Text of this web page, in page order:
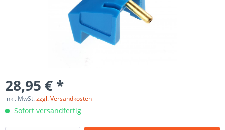
28,95 € *
inkl. MwSt.zzgl. Versandkosten
Sofort versandfertig